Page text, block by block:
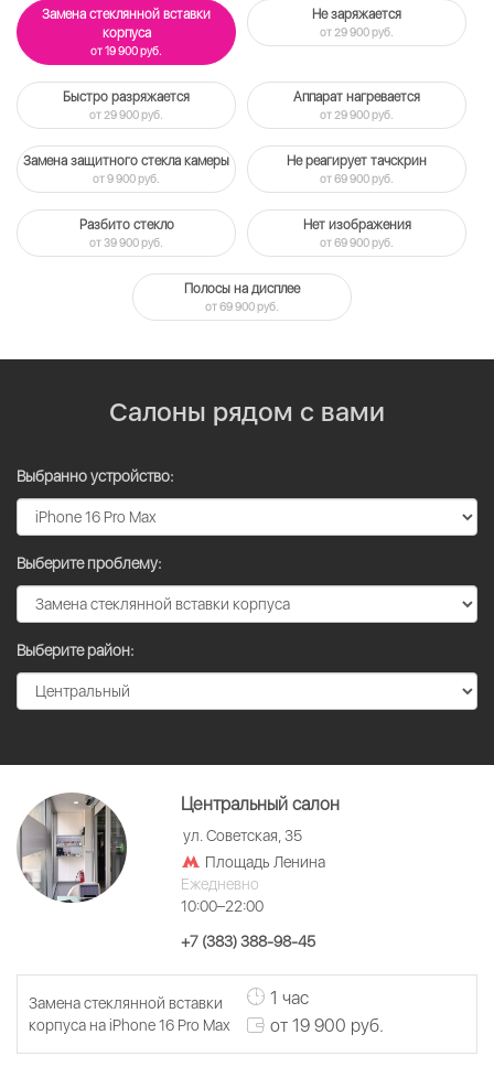
Замена стеклянной вставки
корпуса
от 19 900 руб.
Не заряжается
от 29 900 руб.
Быстро разряжается
от 29 900 руб.
Аппарат нагревается
от 29 900 руб.
Замена защитного стекла камеры
от 9 900 руб.
Не реагирует тачскрин
от 69 900 руб.
Разбито стекло
от 39 900 руб.
Нет изображения
от 69 900 руб.
Полосы на дисплее
от 69 900 руб.
Салоны рядом с вами
Выбранно устройство:
Выберите проблему:
Выберите район:
Центральный салон
ул. Советская, 35
Площадь Ленина
Ежедневно
10:00–22:00
+7 (383) 388-98-45
Замена стеклянной вставки
корпуса на iPhone 16 Pro Max
1 час
от 19 900 руб.